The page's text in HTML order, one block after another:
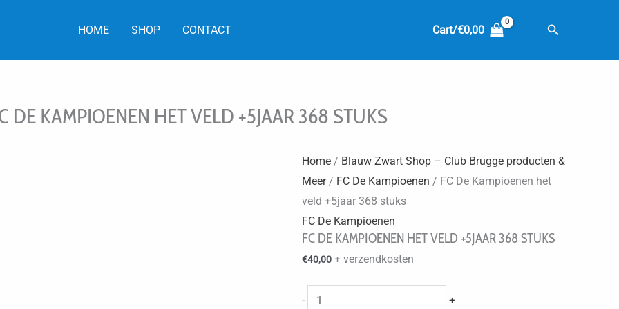
HOME SHOP CONTACT Cart/€0,00 Zoeken
DE KAMPIOENEN HET VELD +5JAAR 368 STUKS
Home/ Blauw Zwart Shop – Club Brugge producten &
Meer/ FC De Kampioenen / FC De Kampioenen het
veld +5jaar 368 stuks
FC De Kampioenen
FC DE KAMPIOENEN HET VELD +5JAAR 368 STUKS
€40,00 + verzendkosten
-
FC
+